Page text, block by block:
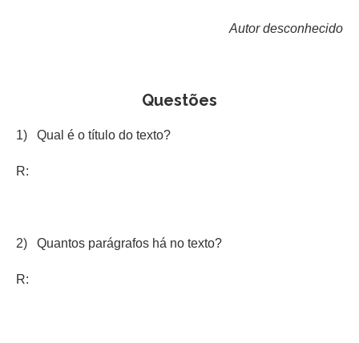
Autor desconhecido
Questões
1) Qual é o título do texto?
R:
2) Quantos parágrafos há no texto?
R: